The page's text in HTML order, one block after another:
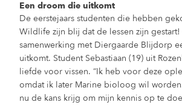
Een droom die uitkomt
De eerstejaars studenten die hebben
Wildlife zijn blij dat de lessen zijn
samenwerking met Diergaarde Blijdorp
uitkomt. Student Sebastiaan (19) uit
liefde voor vissen. “Ik heb voor deze
omdat ik later Marine bioloog wil
nu de kans krijg om mijn kennis op te